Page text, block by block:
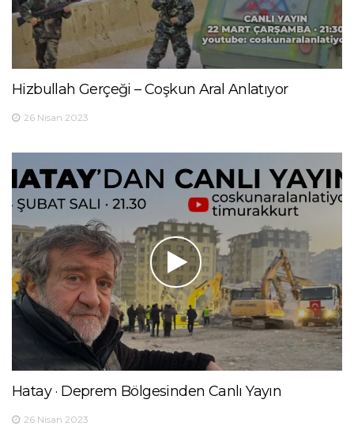
Hizbullah Gerçeği – Coşkun Aral Anlatıyor
26 Nisan 2023
Hatay · Deprem Bölgesinden Canlı Yayın
26 Nisan 2023